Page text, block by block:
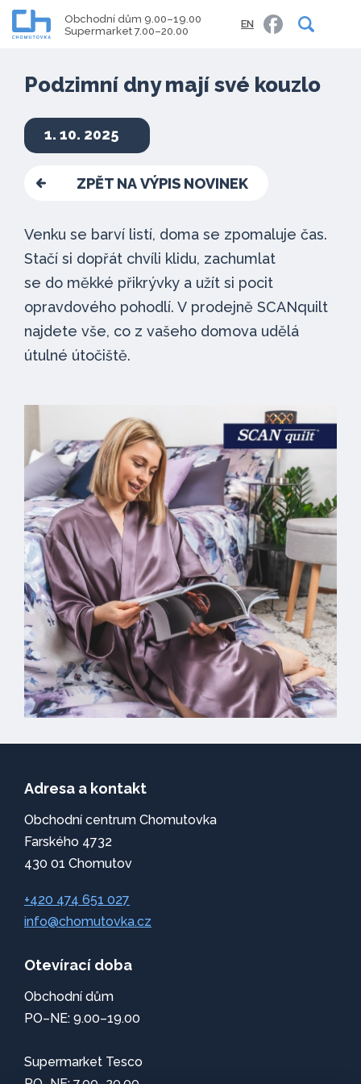
Obchodní dům 9.00–19.00
Supermarket 7.00–20.00
EN
Podzimní dny mají své kouzlo
1. 10. 2025
ZPĚT NA VÝPIS NOVINEK
Venku se barví listí, doma se zpomaluje čas.
Stačí si dopřát chvíli klidu, zachumlat
se do měkké přikrývky a užít si pocit
opravdového pohodlí. V prodejně SCANquilt
najdete vše, co z vašeho domova udělá
útulné útočiště.
Adresa a kontakt
Obchodní centrum Chomutovka
Farského 4732
430 01 Chomutov
+420 474 651 027
info@chomutovka.cz
Otevírací doba
Obchodní dům
PO–NE: 9.00–19.00
Supermarket Tesco